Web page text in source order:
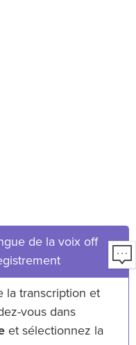
de la voix off
la transcription et
vous dans
et sélectionnez la